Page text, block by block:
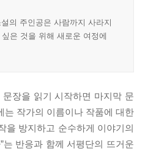
의 주인공은 사람까지 사라지
은 것을 위해 새로운 여정에
장을 읽기 시작하면 마지막 문
는 작가의 이름이나 작품에 대한
을 방지하고 순수하게 이야기의
반응과 함께 서평단의 뜨거운